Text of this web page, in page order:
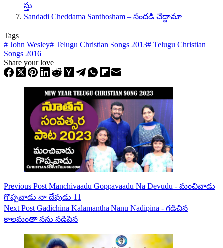
స్తు
Sandadi Cheddama Santhosham – సందడి చేద్దామా
Tags
# John Wesley# Telugu Christian Songs 2013# Telugu Christian
Songs 2016
Share your love
Previous Post Manchivaadu Goppavaadu Na Devudu - మంచివాడు
గొప్పవాడు నా దేవుడు 11
Next Post Gadichina Kalamantha Nanu Nadipina - గడిచిన
కాలమంతా నను నడిపిన